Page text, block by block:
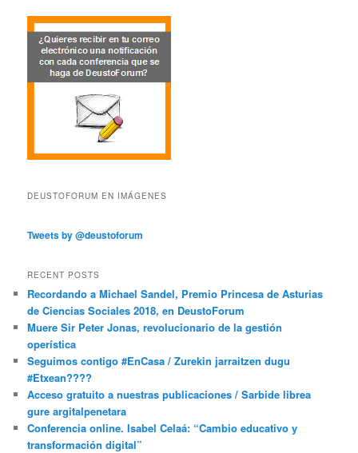
DEUSTOFORUM EN IMÁGENES
Tweets by @deustoforum
RECENT POSTS
Recordando a Michael Sandel, Premio Princesa de Asturias
de Ciencias Sociales 2018, en DeustoForum
Muere Sir Peter Jonas, revolucionario de la gestión
operística
Seguimos contigo #EnCasa / Zurekin jarraitzen dugu
#Etxean????
Acceso gratuito a nuestras publicaciones / Sarbide librea
gure argitalpenetara
Conferencia online. Isabel Celaá: “Cambio educativo y
transformación digital”